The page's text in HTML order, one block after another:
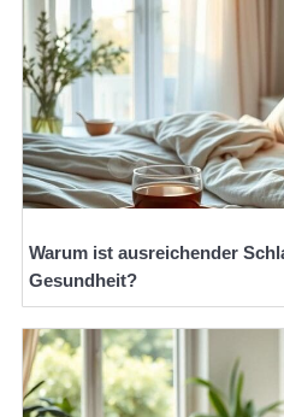
Warum ist ausreichender
Gesundheit?